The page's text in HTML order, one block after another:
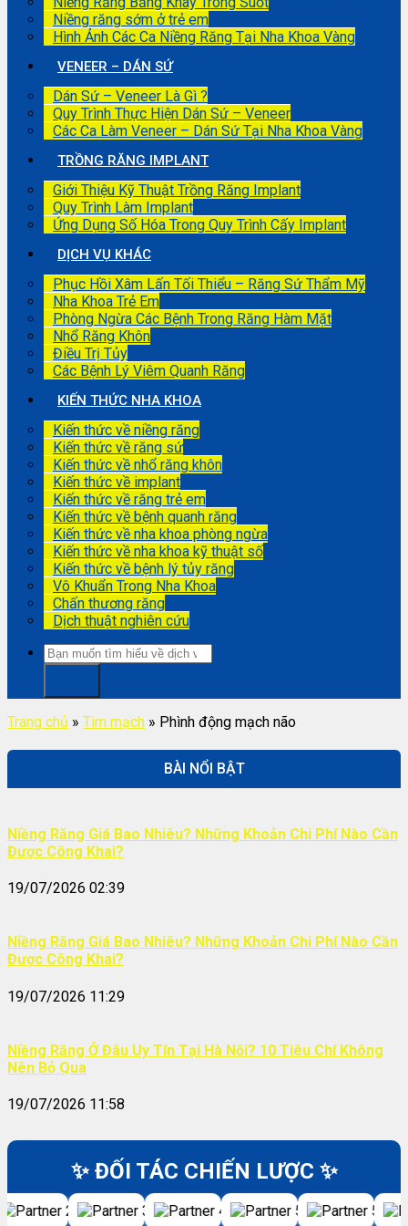
Niềng răng sớm ở trẻ em
Hình Ảnh Các Ca Niềng Răng Tại Nha Khoa Vàng
VENEER – DÁN SỨ
Dán Sứ – Veneer Là Gì ?
Quy Trình Thực Hiện Dán Sứ – Veneer
Các Ca Làm Veneer – Dán Sứ Tại Nha Khoa Vàng
TRỒNG RĂNG IMPLANT
Giới Thiệu Kỹ Thuật Trồng Răng Implant
Quy Trình Làm Implant
Ứng Dụng Số Hóa Trong Quy Trình Cấy Implant
DỊCH VỤ KHÁC
Phục Hồi Xâm Lấn Tối Thiểu – Răng Sứ Thẩm Mỹ
Nha Khoa Trẻ Em
Phòng Ngừa Các Bệnh Trong Răng Hàm Mặt
Nhổ Răng Khôn
Điều Trị Tủy
Các Bệnh Lý Viêm Quanh Răng
KIẾN THỨC NHA KHOA
Kiến thức về niềng răng
Kiến thức về răng sứ
Kiến thức về nhổ răng khôn
Kiến thức về implant
Kiến thức về răng trẻ em
Kiến thức về bệnh quanh răng
Kiến thức về nha khoa phòng ngừa
Kiến thức về nha khoa kỹ thuật số
Kiến thức về bệnh lý tủy răng
Vô Khuẩn Trong Nha Khoa
Chấn thương răng
Dịch thuật nghiên cứu
Trang chủ » Tim mạch » Phình động mạch não
BÀI NỔI BẬT
Niềng Răng Giá Bao Nhiêu? Những Khoản Chi Phí Nào Cần
Được Công Khai?
19/07/2026 02:39
Niềng Răng Giá Bao Nhiêu? Những Khoản Chi Phí Nào Cần
Được Công Khai?
19/07/2026 11:29
Niềng Răng Ở Đâu Uy Tín Tại Hà Nội? 10 Tiêu Chí Không
Nên Bỏ Qua
19/07/2026 11:58
✨ ĐỐI TÁC CHIẾN LƯỢC ✨